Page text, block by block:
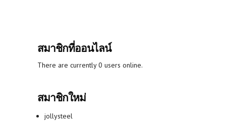
สมาชิกที่ออนไลน์
There are currently 0 users online.
สมาชิกใหม่
jollysteel